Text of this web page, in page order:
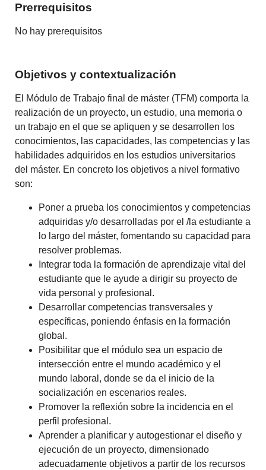
Prerrequisitos
No hay prerequisitos
Objetivos y contextualización
El Módulo de Trabajo final de máster (TFM) comporta la
realización de un proyecto, un estudio, una memoria o
un trabajo en el que se apliquen y se desarrollen los
conocimientos, las capacidades, las competencias y las
habilidades adquiridos en los estudios universitarios
del máster. En concreto los objetivos a nivel formativo
son:
Poner a prueba los conocimientos y competencias
adquiridas y/o desarrolladas por el /la estudiante a
lo largo del máster, fomentando su capacidad para
resolver problemas.
Integrar toda la formación de aprendizaje vital del
estudiante que le ayude a dirigir su proyecto de
vida personal y profesional.
Desarrollar competencias transversales y
específicas, poniendo énfasis en la formación
global.
Posibilitar que el módulo sea un espacio de
intersección entre el mundo académico y el
mundo laboral, donde se da el inicio de la
socialización en escenarios reales.
Promover la reflexión sobre la incidencia en el
perfil profesional.
Aprender a planificar y autogestionar el diseño y
ejecución de un proyecto, dimensionado
adecuadamente objetivos a partir de los recursos